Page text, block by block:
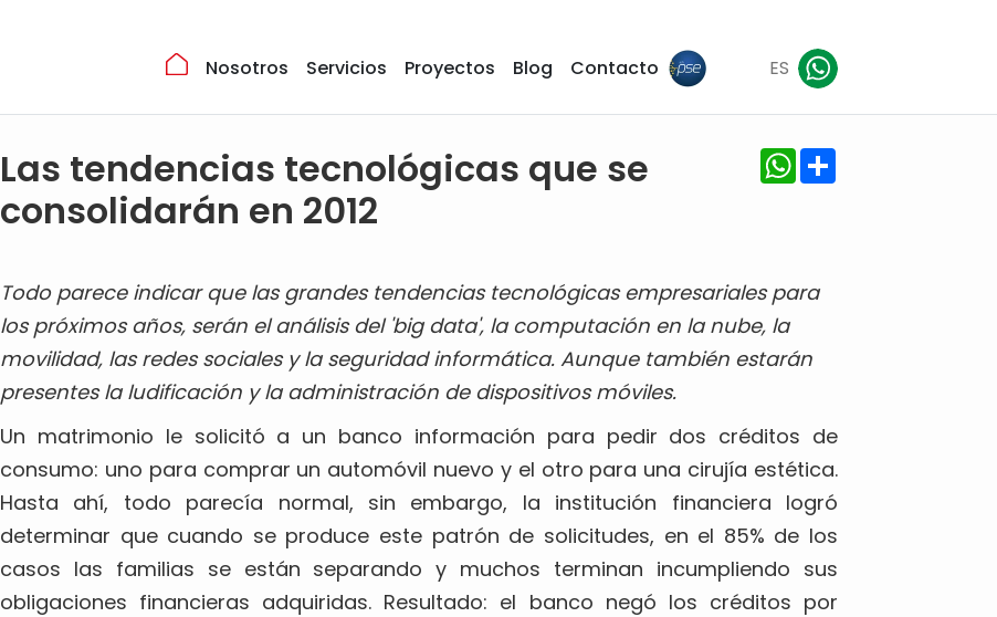
Nosotros Servicios Proyectos Blog Contacto ES
Las tendencias tecnológicas que se
consolidarán en 2012
WhatsApp
Todo parece indicar que las grandes tendencias tecnológicas empresariales para
los próximos años, serán el análisis del 'big data', la computación en la nube, la
movilidad, las redes sociales y la seguridad informática. Aunque también estarán
presentes la ludificación y la administración de dispositivos móviles.
Un matrimonio le solicitó a un banco información para pedir dos créditos de
consumo: uno para comprar un automóvil nuevo y el otro para una cirujía estética.
Hasta ahí, todo parecía normal, sin embargo, la institución financiera logró
determinar que cuando se produce este patrón de solicitudes, en el 85% de los
casos las familias se están separando y muchos terminan incumpliendo sus
obligaciones financieras adquiridas. Resultado: el banco negó los créditos por